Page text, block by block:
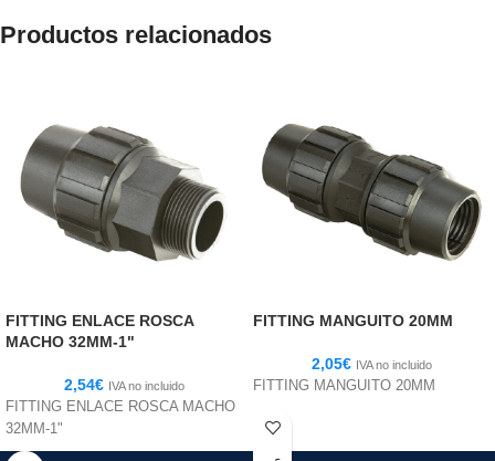
Productos relacionados
FITTING ENLACE ROSCA
MACHO 32MM-1"
2,54€ IVA no incluido
FITTING ENLACE ROSCA MACHO
32MM-1"
FITTING MANGUITO 20MM
2,05€ IVA no incluido
FITTING MANGUITO 20MM